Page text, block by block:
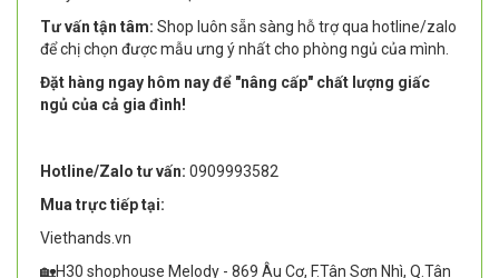
Tư vấn tận tâm: Shop luôn sẵn sàng hỗ trợ qua hotline/zalo
để chị chọn được mẫu ưng ý nhất cho phòng ngủ của mình.
Đặt hàng ngay hôm nay để "nâng cấp" chất lượng giấc
ngủ của cả gia đình!
Hotline/Zalo tư vấn: 0909993582
Mua trực tiếp tại:
Viethands.vn
🏡H30 shophouse Melody - 869 Âu Cơ, F.Tân Sơn Nhì, Q.Tân